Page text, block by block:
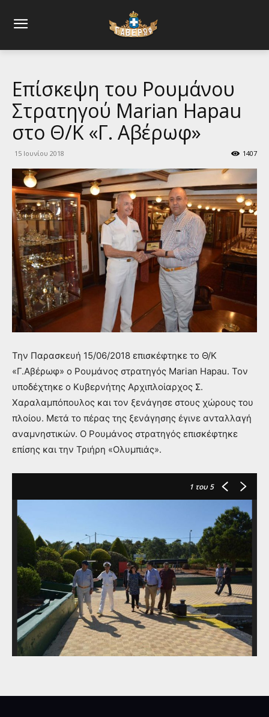
Επίσκεψη του Ρουμάνου
Στρατηγού Marian Hapau
στο Θ/Κ «Γ. Αβέρωφ»
15 Ιουνίου 2018 1407
Την Παρασκευή 15/06/2018 επισκέφτηκε το Θ/Κ
«Γ.Αβέρωφ» ο Ρουμάνος στρατηγός Marian Hapau. Τον
υποδέχτηκε ο Κυβερνήτης Αρχιπλοίαρχος Σ.
Χαραλαμπόπουλος και τον ξενάγησε στους χώρους του
πλοίου. Μετά το πέρας της ξενάγησης έγινε ανταλλαγή
αναμνηστικών. Ο Ρουμάνος στρατηγός επισκέφτηκε
επίσης και την Τριήρη «Ολυμπιάς».
1 του 5